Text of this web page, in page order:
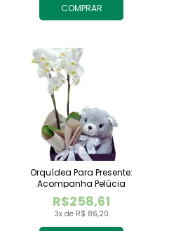
COMPRAR
3x de R$ 86,20
R$258,61
Orquídea Para Presente:
Acompanha Pelúcia